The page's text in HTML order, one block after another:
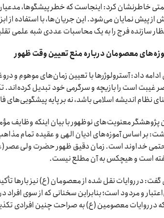
خاطرنشان کرد: اینجاست که خطر پیشگوها،
از پیش نمایان می‌شود. این جریان‌ها، با استفاده از
سازنده فرج را به یک محاسبات عددی شبه علمی
معصومان درباره منع تعیین وقت ظهور
داد: آسترولوژر‌ها با تعیین زمان‌های موهوم و
غیبت است را بازیچه و سرگرمی خود تبدیل کرده‌اند.
نظام اندیشه اسلامی باشد، نه بر پایه
پژوهشگر معنویت‌های نوظهور با بیان اینکه وظایف
بر اساس آموزه‌های ادیان الهی و عقیده تمام
خداوند است. زمان دقیق ظهور حضرت ولی‌عصر
است و هیچکس به آن مطلع نیست.
در روایات نقل شده از معصومان (ع) نیز بار‌ها
و مردود است؛ بنابراین سخنانی که از سوی
در روایات معصومین (ع) به صراحت چنین افرادی